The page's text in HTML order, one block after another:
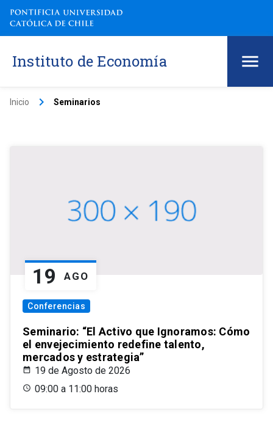
Instituto de Economía
Inicio keyboard_arrow_right Seminarios
19 AGO
Conferencias
Seminario: “El Activo que Ignoramos: Cómo
el envejecimiento redefine talento,
mercados y estrategia”
19 de Agosto de 2026
09:00 a 11:00 horas